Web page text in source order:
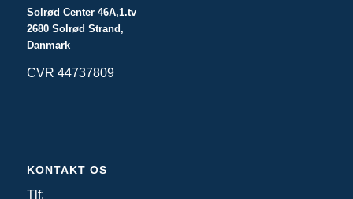
Solrød Center 46A,1.tv
2680 Solrød Strand,
Danmark
CVR 44737809
KONTAKT OS
Tlf: